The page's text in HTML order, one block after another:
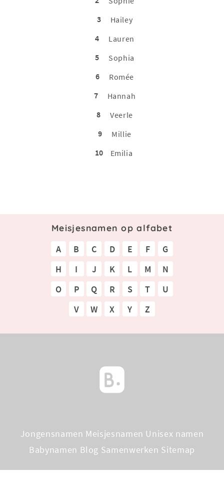
3
Hailey
4
Lauren
5
Sophia
6
Romée
7
Hannah
8
Veerle
9
Millie
10
Emilia
Meisjesnamen op alfabet
A B C D E F
G
H
I J K L M
N
O
P Q R S T
U
V
W X Y Z
Jongensnamen Meisjesnamen Unisex namen
Babynamen Blog Samenwerken Sitemap